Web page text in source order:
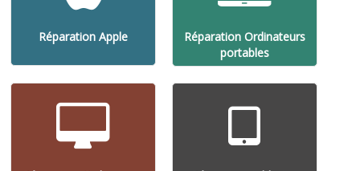
Réparation Apple
Réparation Ordinateurs
portables